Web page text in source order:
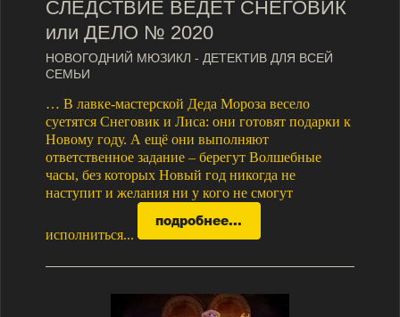
СЛЕДСТВИЕ ВЕДЕТ СНЕГОВИК
или ДЕЛО № 2020
НОВОГОДНИЙ МЮЗИКЛ - ДЕТЕКТИВ ДЛЯ ВСЕЙ
СЕМЬИ
… В лавке-мастерской Деда Мороза весело
суетятся Снеговик и Лиса: они готовят подарки к
Новому году. А ещё они выполняют
ответственное задание – берегут Волшебные
часы, без которых Новый год никогда не
наступит и желания ни у кого не смогут
исполниться...